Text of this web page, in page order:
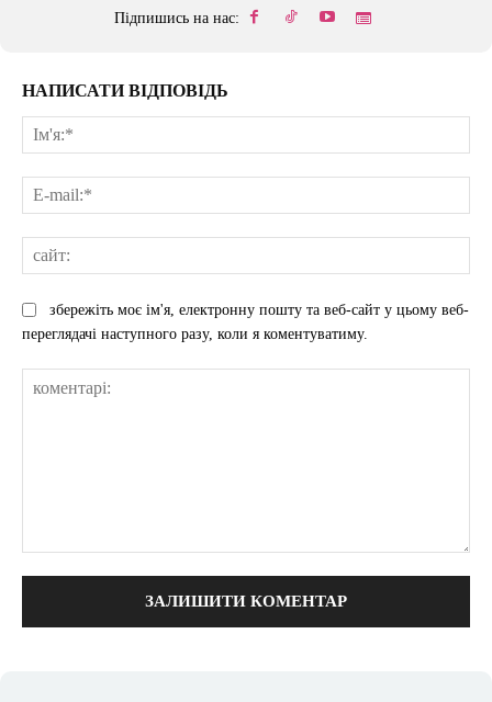
Підпишись на нас:
НАПИСАТИ ВІДПОВІДЬ
збережіть моє ім'я, електронну пошту та веб-сайт у цьому веб-
переглядачі наступного разу, коли я коментуватиму.